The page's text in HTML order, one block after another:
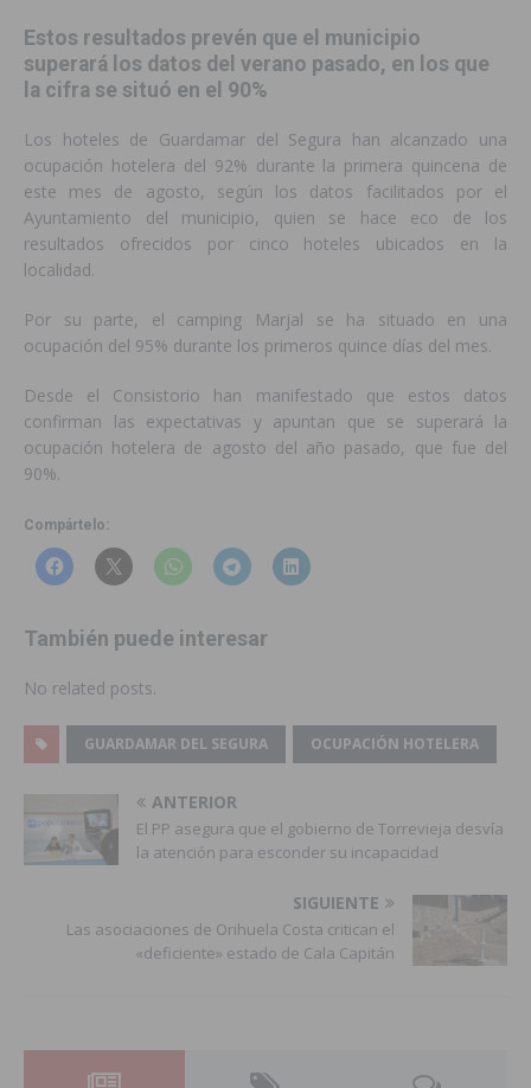
Estos resultados prevén que el municipio
superará los datos del verano pasado, en los que
la cifra se situó en el 90%
Los hoteles de Guardamar del Segura han alcanzado una
ocupación hotelera del 92% durante la primera quincena de
este mes de agosto, según los datos facilitados por el
Ayuntamiento del municipio, quien se hace eco de los
resultados ofrecidos por cinco hoteles ubicados en la
localidad.
Por su parte, el camping Marjal se ha situado en una
ocupación del 95% durante los primeros quince días del mes.
Desde el Consistorio han manifestado que estos datos
confirman las expectativas y apuntan que se superará la
ocupación hotelera de agosto del año pasado, que fue del
90%.
Compártelo:
También puede interesar
No related posts.
GUARDAMAR DEL SEGURA OCUPACIÓN HOTELERA
ANTERIOR
El PP asegura que el gobierno de Torrevieja desvía
la atención para esconder su incapacidad
SIGUIENTE
Las asociaciones de Orihuela Costa critican el
«deficiente» estado de Cala Capitán